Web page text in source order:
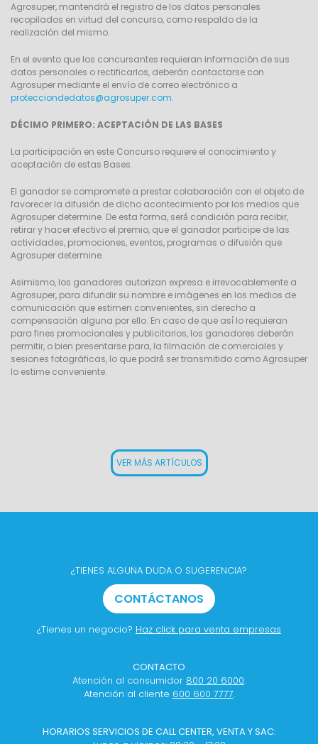
Agrosuper, mantendrá el registro de los datos personales
recopilados en virtud del concurso, como respaldo de la
realización del mismo.
En el evento que los concursantes requieran información de sus
datos personales o rectificarlos, deberán contactarse con
Agrosuper mediante el envío de correo electrónico a
protecciondedatos@agrosuper.com.
DÉCIMO PRIMERO: ACEPTACIÓN DE LAS BASES
La participación en este Concurso requiere el conocimiento y
aceptación de estas Bases.
El ganador se compromete a prestar colaboración con el objeto de
favorecer la difusión de dicho acontecimiento por los medios que
Agrosuper determine. De esta forma, será́ condición para recibir,
retirar y hacer efectivo el premio, que el ganador participe de las
actividades, promociones, eventos, programas o difusión que
Agrosuper determine.
Asimismo, los ganadores autorizan expresa e irrevocablemente a
Agrosuper, para difundir su nombre e imágenes en los medios de
comunicación que estimen convenientes, sin derecho a
compensación alguna por ello. En caso de que así́ lo requieran
para fines promocionales y publicitarios, los ganadores deberán
permitir, o bien presentarse para, la filmación de comerciales y
sesiones fotográficas, lo que podrá́ ser transmitido como Agrosuper
lo estime conveniente.
VER MÁS ARTÍCULOS
¿TIENES ALGUNA DUDA O SUGERENCIA?
CONTÁCTANOS
¿Tienes un negocio? Haz click para venta empresas
CONTACTO
Atención al consumidor 800 20 6000.
Atención al cliente 600 600 7777.
HORARIOS SERVICIOS DE CALL CENTER, VENTA Y SAC: